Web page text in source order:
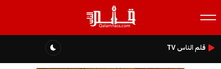
قلم الناس TV